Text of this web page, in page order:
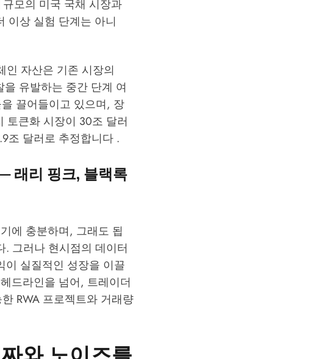
모의 미국 국채 시장과
이상 실험 단계는 아니
인 자산은 기존 시장의
유발하는 중간 단계 여
끌어들이고 있으며, 장
토큰화 시장이 30조 달러
조 달러로 추정합니다 .
래리 핑크, 블랙록
에 충분하며, 그래도 됩
그러나 현시점의 데이터
실질적인 성장을 이끌
드라인을 넘어, 트레이더
RWA 프로젝트와 거래량
와 노이즈를